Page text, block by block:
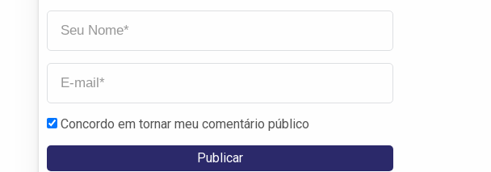
Concordo em tornar meu comentário público